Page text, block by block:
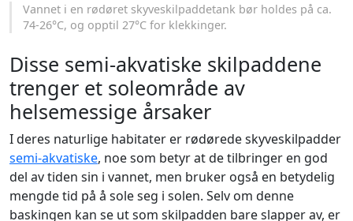
Vannet i en rødøret skyveskilpaddetank bør holdes på ca.
74-26°C, og opptil 27°C for klekkinger.
Disse semi-akvatiske skilpaddene
trenger et soleområde av
helsemessige årsaker
I deres naturlige habitater er rødørede skyveskilpadder
semi-akvatiske, noe som betyr at de tilbringer en god
del av tiden sin i vannet, men bruker også en betydelig
mengde tid på å sole seg i solen. Selv om denne
baskingen kan se ut som skilpadden bare slapper av, er